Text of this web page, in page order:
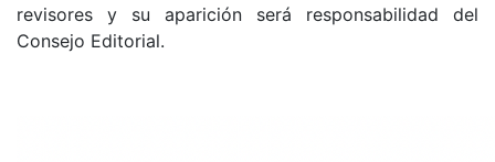
revisores y su aparición será responsabilidad del
Consejo Editorial.